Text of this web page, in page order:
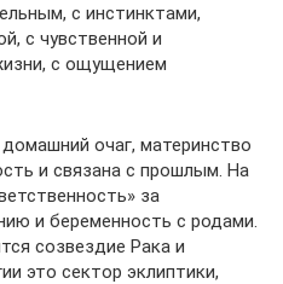
с инстинктами,
с чувственной и
с ощущением
очаг, материнство
и связана с прошлым. На
за
и беременность с родами.
созвездие Рака и
это сектор эклиптики,